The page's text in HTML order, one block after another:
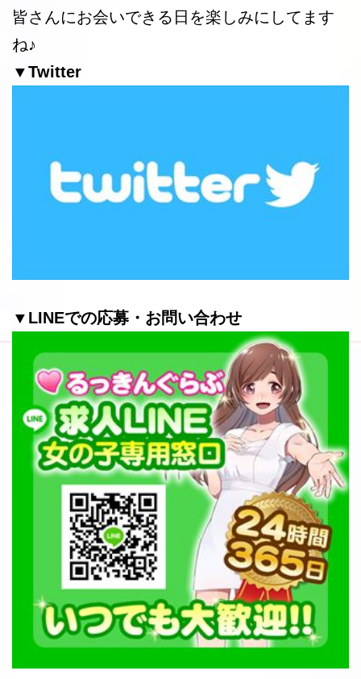
皆さんにお会いできる日を楽しみにしてます
ね♪
▼Twitter
▼LINEでの応募・お問い合わせ